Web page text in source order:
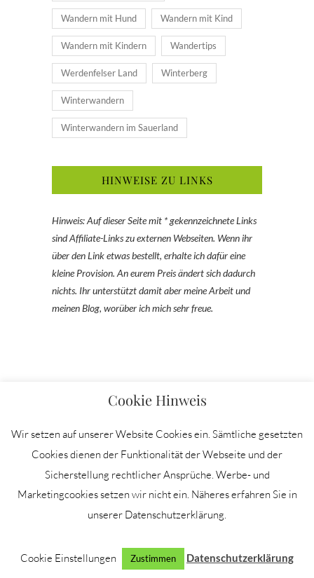
Wandern mit Hund Wandern mit Kind
Wandern mit Kindern Wandertips
Werdenfelser Land Winterberg
Winterwandern
Winterwandern im Sauerland
HINWEISE ZU LINKS
Hinweis: Auf dieser Seite mit * gekennzeichnete Links
sind Affiliate-Links zu externen Webseiten. Wenn ihr
über den Link etwas bestellt, erhalte ich dafür eine
kleine Provision. An eurem Preis ändert sich dadurch
nichts. Ihr unterstützt damit aber meine Arbeit und
meinen Blog, worüber ich mich sehr freue.
MEINE
PARTNER
INSTAGRAM
FESTE
ZUM
Cookie Hinweis
Wir setzen auf unserer Website Cookies ein. Sämtliche gesetzten
Cookies dienen der Funktionalität der Webseite und der
Sicherstellung rechtlicher Ansprüche. Werbe- und
Marketingcookies setzen wir nicht ein. Näheres erfahren Sie in
unserer Datenschutzerklärung.
Cookie Einstellungen Zustimmen Datenschutzerklärung